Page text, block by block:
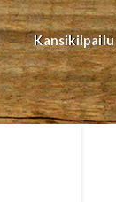
Kansikilpailu